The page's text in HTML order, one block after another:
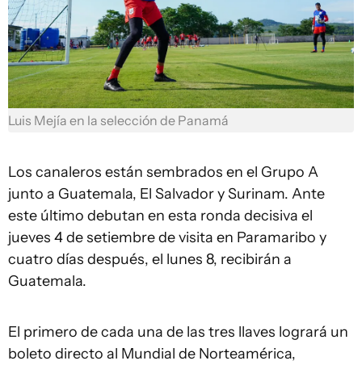
Luis Mejía en la selección de Panamá
Los canaleros están sembrados en el Grupo A
junto a Guatemala, El Salvador y Surinam. Ante
este último debutan en esta ronda decisiva el
jueves 4 de setiembre de visita en Paramaribo y
cuatro días después, el lunes 8, recibirán a
Guatemala.
El primero de cada una de las tres llaves logrará un
boleto directo al Mundial de Norteamérica,